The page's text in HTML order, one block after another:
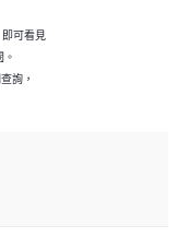
可看見
詢，